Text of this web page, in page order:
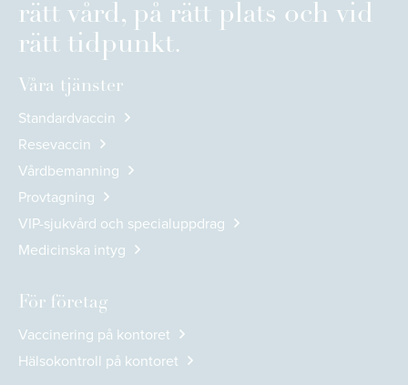
rätt vård, på rätt plats och vid
rätt tidpunkt.
Våra tjänster
Standardvaccin
Resevaccin
Vårdbemanning
Provtagning
VIP-sjukvård och specialuppdrag
Medicinska intyg
För företag
Vaccinering på kontoret
Hälsokontroll på kontoret